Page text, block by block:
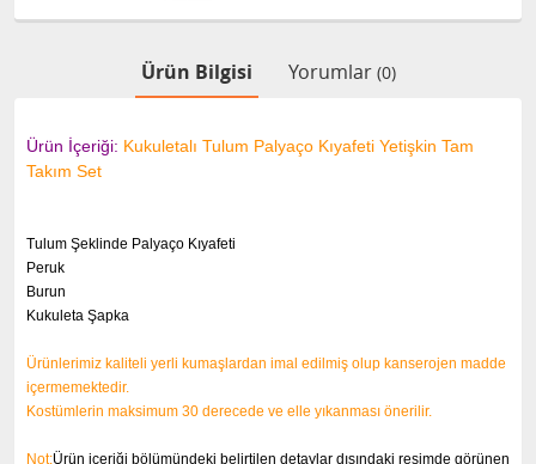
Ürün Bilgisi Yorumlar (0)
Ürün İçeriği: Kukuletalı Tulum Palyaço Kıyafeti Yetişkin Tam
Takım Set
Tulum Şeklinde Palyaço Kıyafeti
Peruk
Burun
Kukuleta Şapka
Ürünlerimiz kaliteli yerli kumaşlardan imal edilmiş olup kanserojen madde
içermemektedir.
Kostümlerin maksimum 30 derecede ve elle yıkanması önerilir.
Not:Ürün içeriği bölümündeki belirtilen detaylar dışındaki resimde görünen